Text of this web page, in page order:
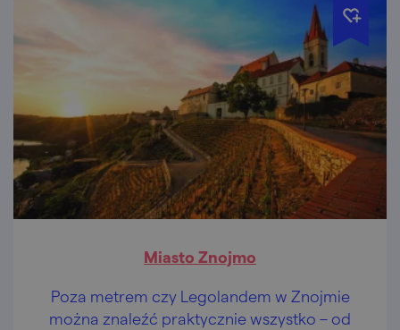
Miasto Znojmo
Poza metrem czy Legolandem w Znojmie
można znaleźć praktycznie wszystko – od